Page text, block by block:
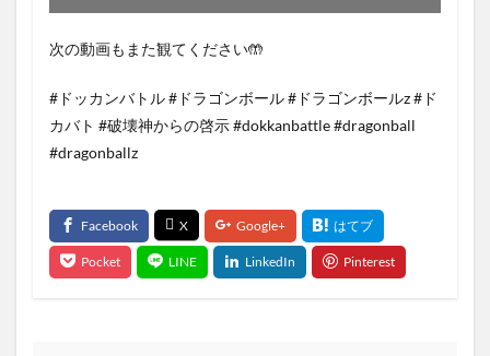
次の動画もまた観てください🤲
#ドッカンバトル #ドラゴンボール #ドラゴンボールz #ド
カバト #破壊神からの啓示 #dokkanbattle #dragonball
#dragonballz